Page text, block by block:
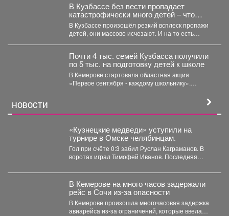
В Кузбассе без вести пропадает
катастрофически много детей – что
происходит
В Кузбассе произошёл резкий всплеск пропажи
детей, они массово исчезают. И на то есть
Почти 4 тыс. семей Кузбасса получили
по 5 тыс. на подготовку детей к школе
В Кемерове стартовала областная акция
«Первое сентября - каждому школьнику».
НОВОСТИ
«Кузнецкие медведи» уступили на
турнире в Омске челябинцам.
Гол при счёте 0:3 забил Руслан Каграманов. В
воротах играл Тимофей Иванов. Последняя
В Кемерове на много часов задержали
рейс в Сочи из-за опасности
В Кемерове произошла многочасовая задержка
авиарейса из-за ограничений, которые ввела